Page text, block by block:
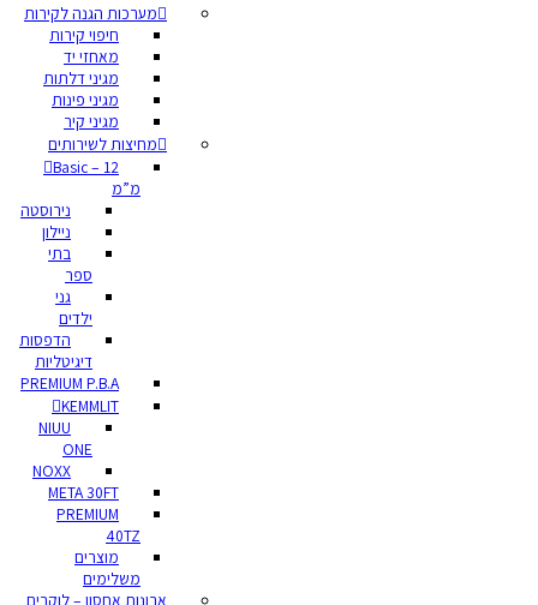
מערכות הגנה לקירות
חיפוי קירות
מאחזי יד
מגיני דלתות
מגיני פינות
מגיני קיר
מחיצות לשירותים
Basic – 12
מ”מ
נירוסטה
ניילון
בתי
ספר
גני
ילדים
הדפסות
דיגיטליות
PREMIUM P.B.A
KEMMLIT
NIUU
ONE
NOXX
META 30FT
PREMIUM
40TZ
מוצרים
משלימים
ארונות אחסון – לוקרים